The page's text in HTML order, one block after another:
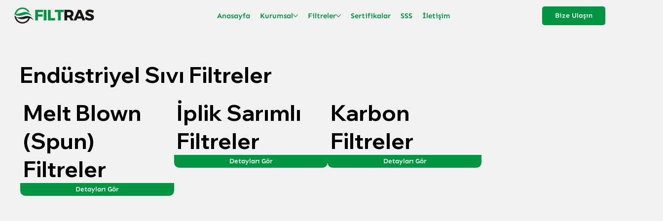
Anasayfa Kurumsal Filtreler Sertifikalar SSS İletişim Bize Ulaşın
Endüstriyel Sıvı Filtreler
Melt Blown
(Spun)
Filtreler
Detayları Gör
İplik Sarımlı
Filtreler
Detayları Gör
Karbon
Filtreler
Detayları Gör